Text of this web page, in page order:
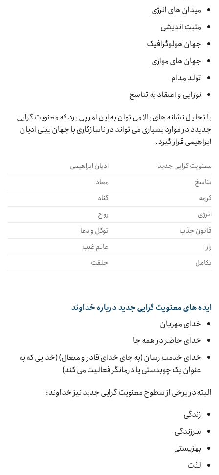
میدان های انرژی
مثبت اندیشی
جهان هولوگرافیک
جهان های موازی
تولد مدام
نوزایی و اعتقاد به تناسخ
با تحلیل نشانه های بالا می توان به این امر پی برد که معنویت گرایی
جدیدد در موارد بسیاری می تواند در ناسازگاری با جهان بینی ادیان
ابراهیمی قرار گیرد.
معنویت گرایی جدید
ادیان ابراهیمی
تناسخ
معاد
کرمه
گناه
انرژی
روح
قانون جذب
توکل و دعا
راز
عالم غیب
تکامل
خلقت
ایده های معنویت گرایی جدید درباره خداوند
خدای مهربان
خدای حاضر در همه جا
خدای خدمت رسان (به جای خدای قادر و متعال) (خدایی که به
عنوان یک چوبدستی یا درمانگر فعالیت می کند)
البته در برخی از سطوح معنویت گرایی جدید نیز خداوند:
زندگی
سرزندگی
بهزیستی
لذت